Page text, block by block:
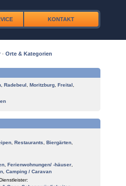
KONTAKT
· Orte & Kategorien
Radebeul Moritzburg Freital
Restaurants Biergärten
Ferienwohnungen/ -häuser
Camping / Caravan